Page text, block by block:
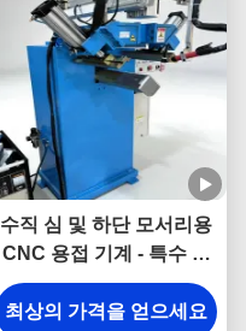
수직 심 및 하단 모서리용
CNC 용접 기계 - 특수 용
접 기계
최상의 가격을 얻으세요